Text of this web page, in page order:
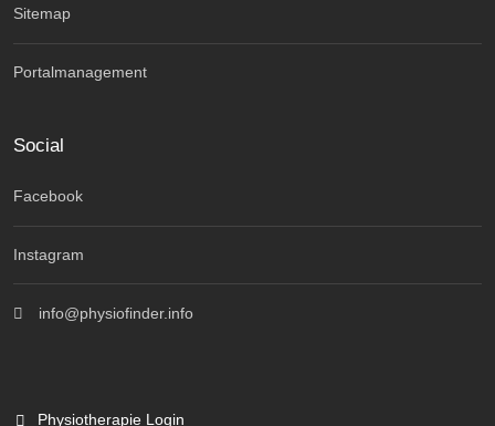
Sitemap
Portalmanagement
Social
Facebook
Instagram
info@physiofinder.info
Physiotherapie Login